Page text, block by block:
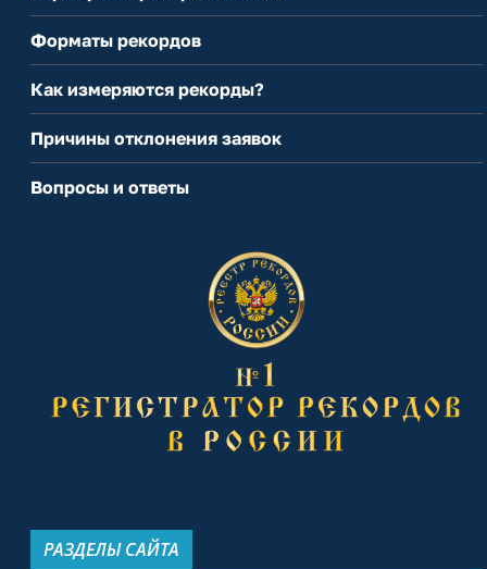
Форматы рекордов
Как измеряются рекорды?
Причины отклонения заявок
Вопросы и ответы
РАЗДЕЛЫ САЙТА